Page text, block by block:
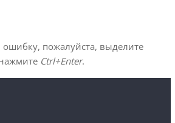
пожалуйста, выделите
Ctrl+Enter.